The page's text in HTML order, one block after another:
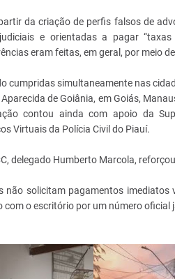
da criação de perfis falsos de
e orientadas a pagar
eram feitas, em geral, por meio
cumpridas simultaneamente nas
de Goiânia, em Goiás,
contou ainda com apoio da
Virtuais da Polícia Civil do Piauí.
delegado Humberto Marcola,
não solicitam pagamentos
o escritório por um número oficial